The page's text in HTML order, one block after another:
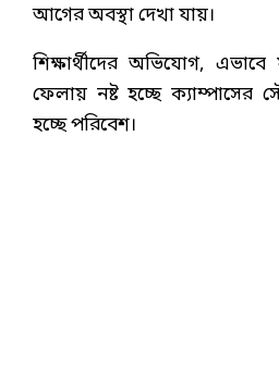
আগের অবস্থা দেখা যায়।
শিক্ষার্থীদের অভিযোগ,
ফেলায় নষ্ট হচ্ছে ক্যাম্পাসের
হচ্ছে পরিবেশ।